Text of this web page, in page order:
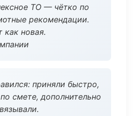
ТО — чётко по
рекомендации.
новая.
приняли быстро,
смете, дополнительно